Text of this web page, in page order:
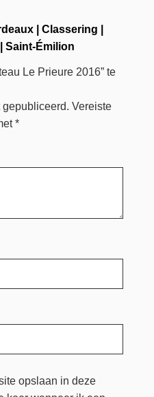
|Classering
Saint-Émilion
Le Prieure 2016” te
Vereiste
*
opslaan in deze